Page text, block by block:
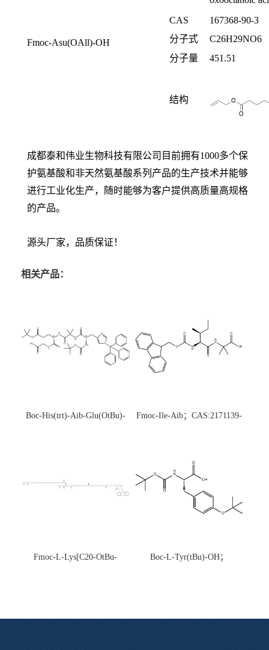
Fmoc-Asu(OAll)-OH
CAS
167368-90-3
分子式
C26H29NO6
分子量
451.51
结构
成都泰和伟业生物科技有限公司目前拥有1000多个保
护氨基酸和非天然氨基酸系列产品的生产技术并能够
进行工业化生产，随时能够为客户提供高质量高规格
的产品。
源头厂家，品质保证！
相关产品：
Boc-His(trt)-Aib-Glu(OtBu)-
Fmoc-Ile-Aib；CAS:2171139-
Fmoc-L-Lys[C20-OtBu-
Boc-L-Tyr(tBu)-OH；